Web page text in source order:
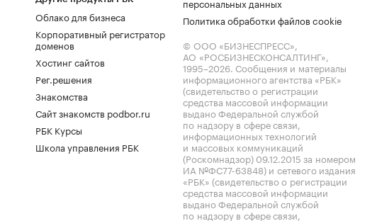
Облако для бизнеса
Корпоративный регистратор
доменов
Хостинг сайтов
Рег.решения
Знакомства
Сайт знакомств podbor.ru
РБК Курсы
Школа управления РБК
персональных данных
Политика обработки файлов cookie
© ООО «БИЗНЕСПРЕСС»,
АО «РОСБИЗНЕСКОНСАЛТИНГ»,
1995–2026. Сообщения и материалы
информационного агентства «РБК»
(свидетельство о регистрации
средства массовой информации
выдано Федеральной службой
по надзору в сфере связи,
информационных технологий
и массовых коммуникаций
(Роскомнадзор) 09.12.2015 за номером
ИА №ФС77-63848) и сетевого издания
«РБК» (свидетельство о регистрации
средства массовой информации
выдано Федеральной службой
по надзору в сфере связи,